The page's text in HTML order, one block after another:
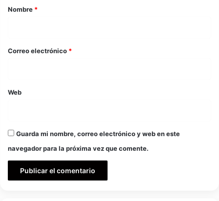
r
*
Nombre *
Correo electrónico *
Web
Guarda mi nombre, correo electrónico y web en este
navegador para la próxima vez que comente.